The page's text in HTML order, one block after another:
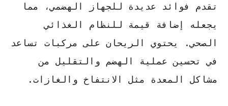
تقدم فوائد عديدة للجهاز الهضمي، مما
يجعله إضافة قيمة للنظام الغذائي
الصحي. يحتوي الريحان على مركبات تساعد
في تحسين عملية الهضم والتقليل من
مشاكل المعدة مثل الانتفاخ والغازات.